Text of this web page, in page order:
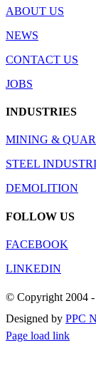
ABOUT US
NEWS
CONTACT US
JOBS
INDUSTRIES
MINING &
STEEL
DEMOLITION
FOLLOW US
FACEBOOK
LINKEDIN
© Copyright 2004 -
Designed by PPC
Page load link